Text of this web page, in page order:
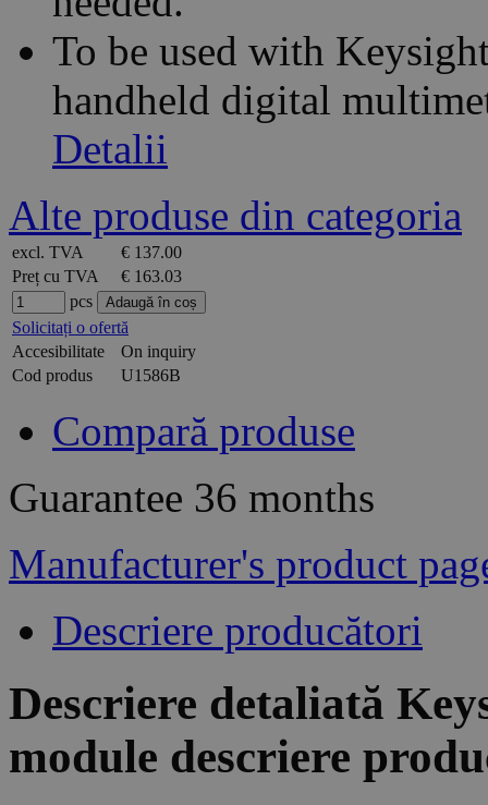
To be used with
handheld digital
Detalii
Alte produse din categoria
excl. TVA
€ 137.00
Preț cu TVA
€ 163.03
pcs
Solicitați o ofertă
Accesibilitate
On inquiry
Cod produs
U1586B
Compară produse
Guarantee 36 months
Manufacturer's product
Descriere producători
Descriere detaliată
module descriere